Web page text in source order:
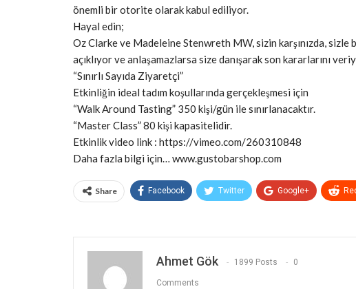
önemli bir otorite olarak kabul ediliyor.
Hayal edin;
Oz Clarke ve Madeleine Stenwreth MW, sizin karşınızda, sizle
açıklıyor ve anlaşamazlarsa size danışarak son kararlarını
“Sınırlı Sayıda Ziyaretçi”
Etkinliğin ideal tadım koşullarında gerçekleşmesi için
“Walk Around Tasting” 350 kişi/gün ile sınırlanacaktır.
“Master Class” 80 kişi kapasitelidir.
Etkinlik video link : https://vimeo.com/260310848
Daha fazla bilgi için… www.gustobarshop.com
Share Facebook Twitter Google+
Ahmet Gök 1899 Posts 0
Comments